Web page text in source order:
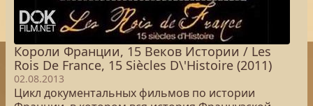
Короли Франции, 15 Веков Истории / Les
Rois De France, 15 Siècles D\'Histoire (2011)
02.08.2013
Цикл документальных фильмов по истории